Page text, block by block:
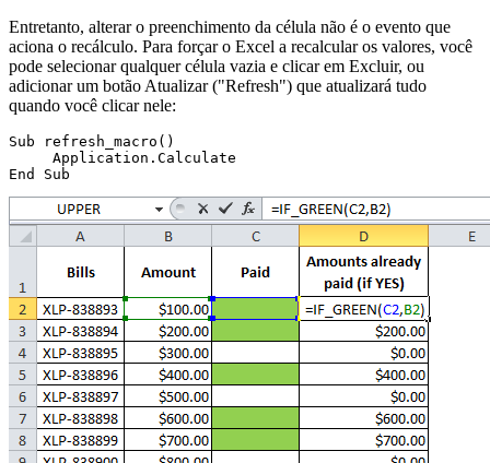
Entretanto, alterar o preenchimento da célula não é o evento que
aciona o recálculo. Para forçar o Excel a recalcular os valores, você
pode selecionar qualquer célula vazia e clicar em Excluir, ou
adicionar um botão Atualizar ("Refresh") que atualizará tudo
quando você clicar nele:
Sub refresh_macro()
     Application.Calculate